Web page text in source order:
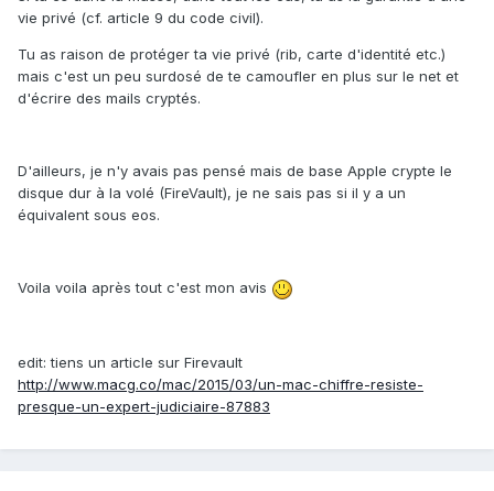
vie privé (cf. article 9 du code civil).
Tu as raison de protéger ta vie privé (rib, carte d'identité etc.)
mais c'est un peu surdosé de te camoufler en plus sur le net et
d'écrire des mails cryptés.
D'ailleurs, je n'y avais pas pensé mais de base Apple crypte le
disque dur à la volé (FireVault), je ne sais pas si il y a un
équivalent sous eos.
Voila voila après tout c'est mon avis
edit: tiens un article sur Firevault
http://www.macg.co/mac/2015/03/un-mac-chiffre-resiste-
presque-un-expert-judiciaire-87883